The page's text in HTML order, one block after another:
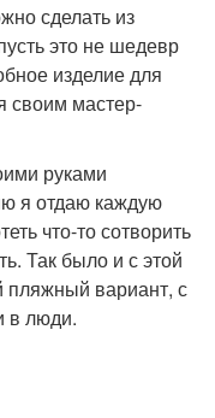
сделать из
это не шедевр
изделие для
своим мастер-
руками
я отдаю каждую
что-то сотворить
Так было и с этой
пляжный вариант, с
в люди.